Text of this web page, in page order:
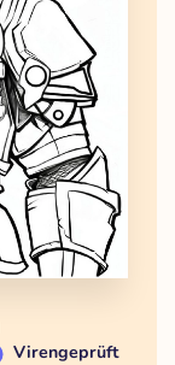
Virengeprüft